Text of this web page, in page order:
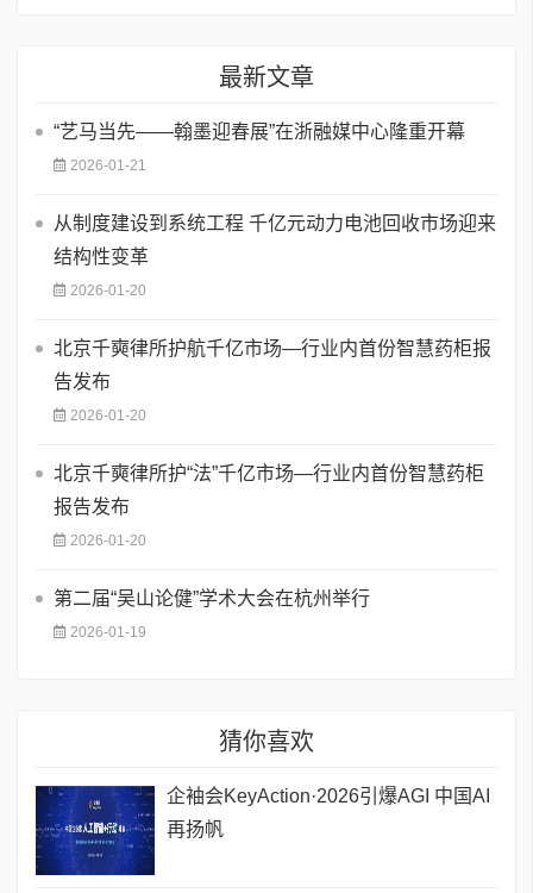
最新文章
“艺马当先——翰墨迎春展”在浙融媒中心隆重开幕
2026-01-21
从制度建设到系统工程 千亿元动力电池回收市场迎来
结构性变革
2026-01-20
北京千奭律所护航千亿市场—行业内首份智慧药柜报
告发布
2026-01-20
北京千奭律所护“法”千亿市场—行业内首份智慧药柜
报告发布
2026-01-20
第二届“吴山论健”学术大会在杭州举行
2026-01-19
猜你喜欢
企袖会KeyAction·2026引爆AGI 中国AI
再扬帆